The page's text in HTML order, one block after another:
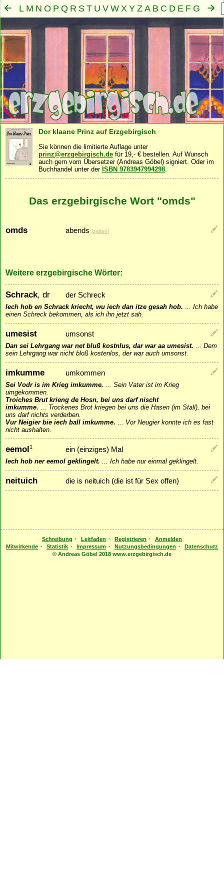
L M N O P Q R S T U V W X Y Z A B C D E F G
Mensch
Seele Geist·Familie Gemeinschaft·
Dor klaane Prinz auf Erzgebirgisch
Sie können die limitierte Auflage unter
prinz@erzgebirgisch.de für 19,- € bestellen. Auf Wunsch
auch gern vom Übersetzer (Andreas Göbel) signiert. Oder im
Buchhandel unter der ISBN 9783947994298.
Das erzgebirgische Wort "omds"
omds abends [zeiten]
Weitere erzgebirgische Wörter:
Schrack, dr der Schreck
Iech hob en Schrack kriecht, wu iech dan itze gesah hob. ... Ich habe
einen Schreck bekommen, als ich ihn jetzt sah.
umesist umsonst
Dan sei Lehrgang war net bluß kostnlus, dar war aa umesist. ... Dem
sein Lehrgang war nicht bloß kostenlos, der war auch umsonst.
imkumme umkommen
Sei Vodr is im Krieg imkumme. ... Sein Vater ist im Krieg
umgekommen.
Troiches Brut krieng de Hosn, bei uns darf nischt
imkumme. ... Trockenes Brot kriegen bei uns die Hasen (im Stall), bei
uns darf nichts verderben.
Vur Neigier bie iech ball imkumme. ... Vor Neugier konnte ich es fast
nicht aushalten.
eemol1 ein (einziges) Mal
Iech hob ner eemol geklingelt. ... Ich habe nur einmal geklingelt.
neituich die is neituich (die ist für Sex offen)
Schreibung · Leitfaden · Registrieren ·
Anmelden
Mitwirkende · Statistik · Impressum · Nutzungsbedingungen ·
Datenschutz
© Andreas Göbel 2018 www.erzgebirgisch.de